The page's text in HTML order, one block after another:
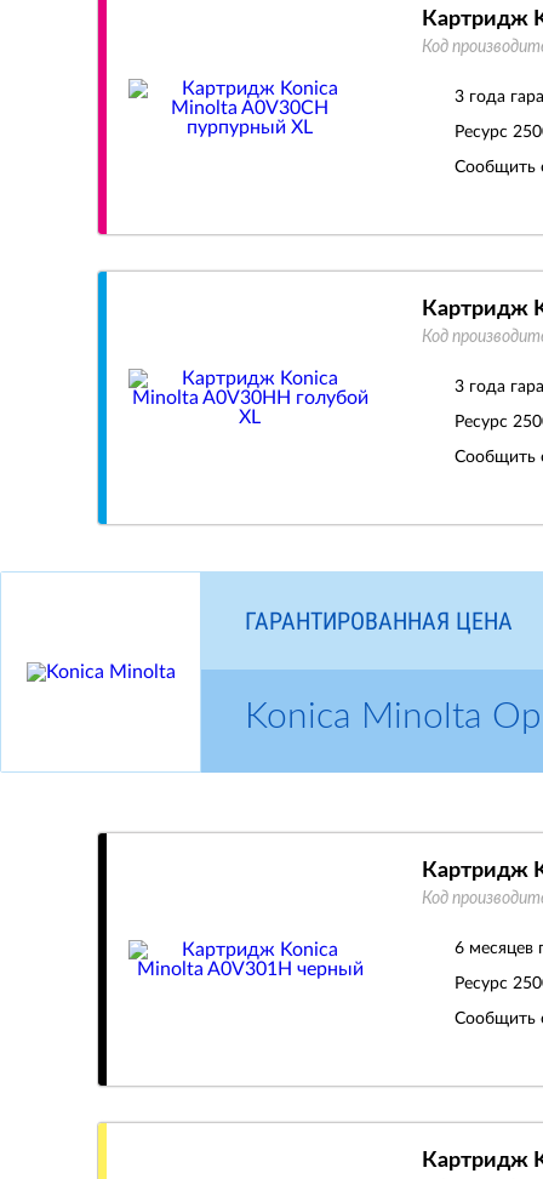
Картридж
Код
3 года
Ресурс
Сообщить
Картридж
Код
3 года
Ресурс
Сообщить
ГАРАНТИРОВАННАЯ ЦЕНА
Konica Minolta
Картридж
Код
6 месяцев
Ресурс
Сообщить
Картридж